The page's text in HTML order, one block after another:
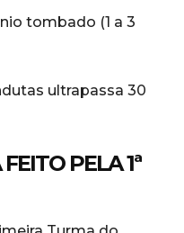
tombado (1 a 3
ultrapassa 30
PELA 1ª